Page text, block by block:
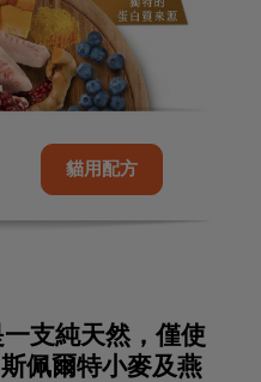
貓用配方
支純天然，僅使
佩爾特小麥及燕